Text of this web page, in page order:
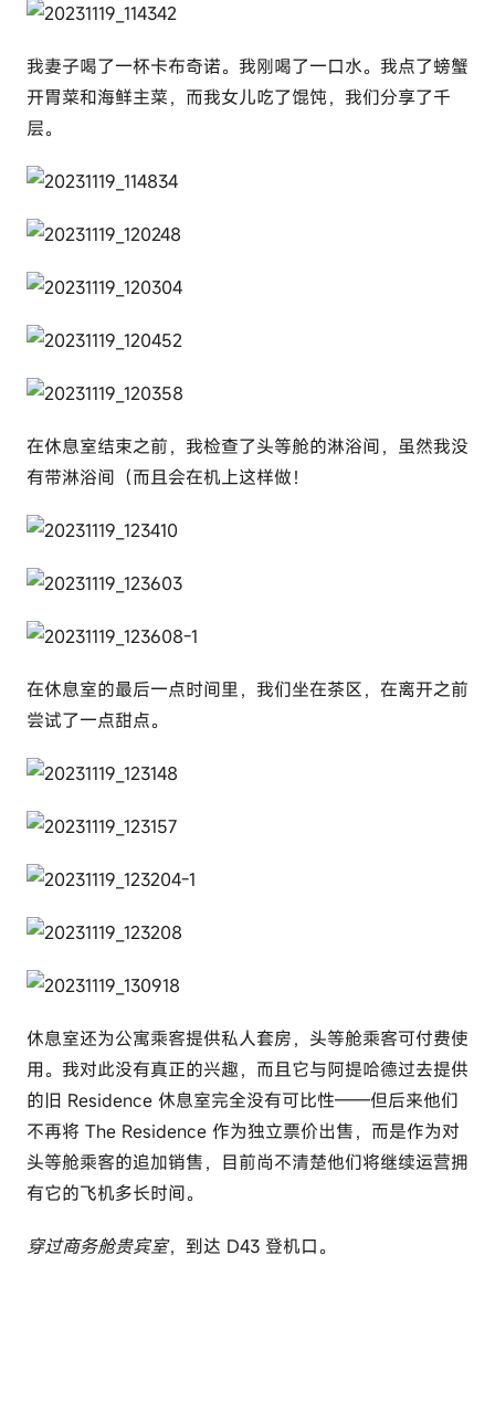
我妻子喝了一杯卡布奇诺。我刚喝了一口水。我点了螃蟹
开胃菜和海鲜主菜，而我女儿吃了馄饨，我们分享了千
层。
在休息室结束之前，我检查了头等舱的淋浴间，虽然我没
有带淋浴间（而且会在机上这样做！
在休息室的最后一点时间里，我们坐在茶区，在离开之前
尝试了一点甜点。
休息室还为公寓乘客提供私人套房，头等舱乘客可付费使
用。我对此没有真正的兴趣，而且它与阿提哈德过去提供
的旧 Residence 休息室完全没有可比性——但后来他们
不再将 The Residence 作为独立票价出售，而是作为对
头等舱乘客的追加销售，目前尚不清楚他们将继续运营拥
有它的飞机多长时间。
穿过商务舱贵宾室，到达 D43 登机口。